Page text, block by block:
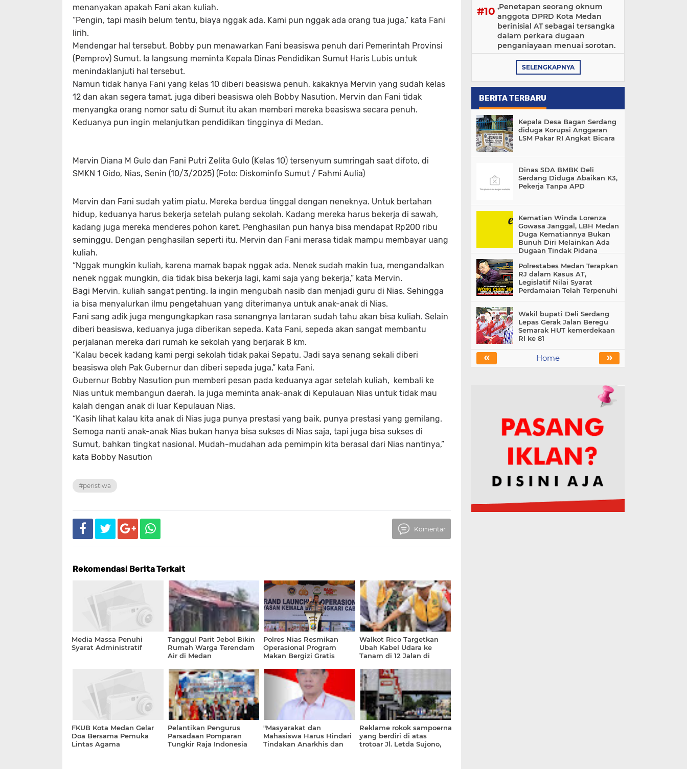
menanyakan apakah Fani akan kuliah.
“Pengin, tapi masih belum tentu, biaya nggak ada. Kami pun nggak ada orang tua juga,” kata Fani
lirih.
Mendengar hal tersebut, Bobby pun menawarkan Fani beasiswa penuh dari Pemerintah Provinsi
(Pemprov) Sumut. Ia langsung meminta Kepala Dinas Pendidikan Sumut Haris Lubis untuk
menindaklanjuti hal tersebut.
Namun tidak hanya Fani yang kelas 10 diberi beasiswa penuh, kakaknya Mervin yang sudah kelas
12 dan akan segera tamat, juga diberi beasiswa oleh Bobby Nasution. Mervin dan Fani tidak
menyangka orang nomor satu di Sumut itu akan memberi mereka beasiswa secara penuh.
Keduanya pun ingin melanjutkan pendidikan tingginya di Medan.
Mervin Diana M Gulo dan Fani Putri Zelita Gulo (Kelas 10) tersenyum sumringah saat difoto, di
SMKN 1 Gido, Nias, Senin (10/3/2025) (Foto: Diskominfo Sumut / Fahmi Aulia)
Mervin dan Fani sudah yatim piatu. Mereka berdua tinggal dengan neneknya. Untuk bertahan
hidup, keduanya harus bekerja setelah pulang sekolah. Kadang mereka harus bekerja di sawah,
kadang juga mereka menderes pohon karet. Penghasilan pun hanya bisa mendapat Rp200 ribu
seminggu. Dengan penghasilan seperti itu, Mervin dan Fani merasa tidak mampu membayar uang
kuliah.
“Nggak mungkin kuliah, karena mamak bapak nggak ada. Nenek sudah makin tua, mengandalkan
nenek nggak mungkin, dia tidak bisa bekerja lagi, kami saja yang bekerja,” kata Mervin.
Bagi Mervin, kuliah sangat penting. Ia ingin mengubah nasib dan menjadi guru di Nias. Sehingga
ia bisa menyalurkan ilmu pengetahuan yang diterimanya untuk anak-anak di Nias.
Fani sang adik juga mengungkapkan rasa senangnya lantaran sudah tahu akan bisa kuliah. Selain
diberi beasiswa, keduanya juga diberikan sepeda. Kata Fani, sepeda akan sangat membantu
perjalanan mereka dari rumah ke sekolah yang berjarak 8 km.
“Kalau becek kadang kami pergi sekolah tidak pakai Sepatu. Jadi saya senang sekali diberi
beasiswa oleh Pak Gubernur dan diberi sepeda juga,” kata Fani.
Gubernur Bobby Nasution pun memberi pesan pada keduanya agar setelah kuliah, kembali ke
Nias untuk membangun daerah. Ia juga meminta anak-anak di Kepulauan Nias untuk tidak mau
kalah dengan anak di luar Kepulauan Nias.
“Kasih lihat kalau kita anak di Nias juga punya prestasi yang baik, punya prestasi yang gemilang.
Semoga nanti anak-anak Nias bukan hanya bisa sukses di Nias saja, tapi juga bisa sukses di
Sumut, bahkan tingkat nasional. Mudah-mudahan ada pemimpin kita berasal dari Nias nantinya,”
kata Bobby Nasution
#peristiwa
Komentar
Rekomendasi Berita Terkait
Media Massa Penuhi
Syarat Administratif
Tanggul Parit Jebol Bikin
Rumah Warga Terendam
Air di Medan
Polres Nias Resmikan
Operasional Program
Makan Bergizi Gratis
Walkot Rico Targetkan
Ubah Kabel Udara ke
Tanam di 12 Jalan di
FKUB Kota Medan Gelar
Doa Bersama Pemuka
Lintas Agama
Pelantikan Pengurus
Parsadaan Pomparan
Tungkir Raja Indonesia
"Masyarakat dan
Mahasiswa Harus Hindari
Tindakan Anarkhis dan
Reklame rokok sampoerna
yang berdiri di atas
trotoar Jl. Letda Sujono,
,Penetapan seorang oknum
anggota DPRD Kota Medan
berinisial AT sebagai tersangka
dalam perkara dugaan
penganiayaan menuai sorotan.
SELENGKAPNYA
BERITA TERBARU
Kepala Desa Bagan Serdang
diduga Korupsi Anggaran
LSM Pakar RI Angkat Bicara
Dinas SDA BMBK Deli
Serdang Diduga Abaikan K3,
Pekerja Tanpa APD
Kematian Winda Lorenza
Gowasa Janggal, LBH Medan
Duga Kematiannya Bukan
Bunuh Diri Melainkan Ada
Dugaan Tindak Pidana
Polrestabes Medan Terapkan
RJ dalam Kasus AT,
Legislatif Nilai Syarat
Perdamaian Telah Terpenuhi
Wakil bupati Deli Serdang
Lepas Gerak Jalan Beregu
Semarak HUT kemerdekaan
RI ke 81
« »
Home